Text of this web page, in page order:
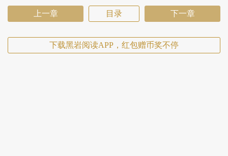
上一章 目录 下一章
下载黑岩阅读APP，红包赠币奖不停